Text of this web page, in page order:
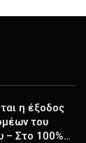
η έξοδος
του
– Στο 100%…